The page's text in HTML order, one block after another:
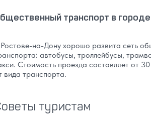
транспорт в городе
на-Дону хорошо развита сеть
автобусы, троллейбусы,
Стоимость проезда составляет от
вида транспорта.
туристам